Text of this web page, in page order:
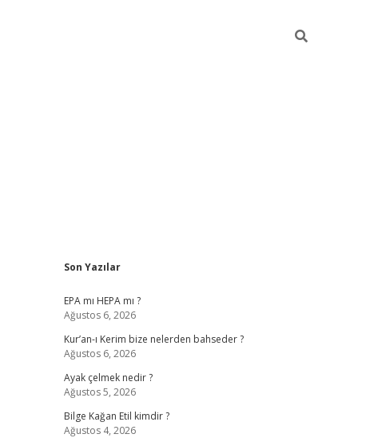
Sidebar
Son Yazılar
EPA mı HEPA mı ?
Ağustos 6, 2026
Kur’an-ı Kerim bize nelerden bahseder ?
Ağustos 6, 2026
Ayak çelmek nedir ?
Ağustos 5, 2026
Bilge Kağan Etil kimdir ?
Ağustos 4, 2026